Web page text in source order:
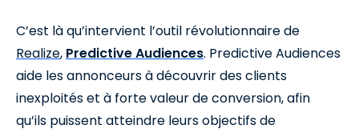
C’est là qu’intervient l’outil révolutionnaire de
Realize, Predictive Audiences. Predictive Audiences
aide les annonceurs à découvrir des clients
inexploités et à forte valeur de conversion, afin
qu’ils puissent atteindre leurs objectifs de